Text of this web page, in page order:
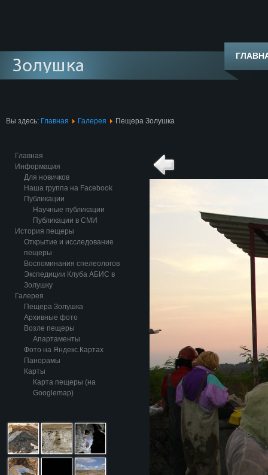
Вы здесь: Главная Галерея Пещера Золушка
Главная
Информация
Для новичков
Наша группа на Facebook
Публикации
Научные публикации
Публикации в СМИ
История пещеры
Открытие и исследование
пещеры
Воспоминания спелеологов
Экспедиции Клуба АБИС в
Золушку
Галерея
Пещера Золушка
Архивные фото
Возле пещеры
Апартаменты
Фото на Яндекс.Картах
Панорамы
Карты
Карта пещеры (на
Googlemap)